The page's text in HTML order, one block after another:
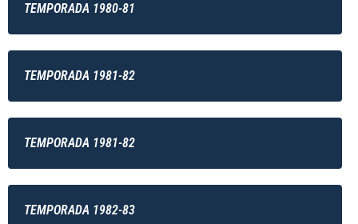
TEMPORADA 1980-81
TEMPORADA 1981-82
TEMPORADA 1981-82
TEMPORADA 1982-83